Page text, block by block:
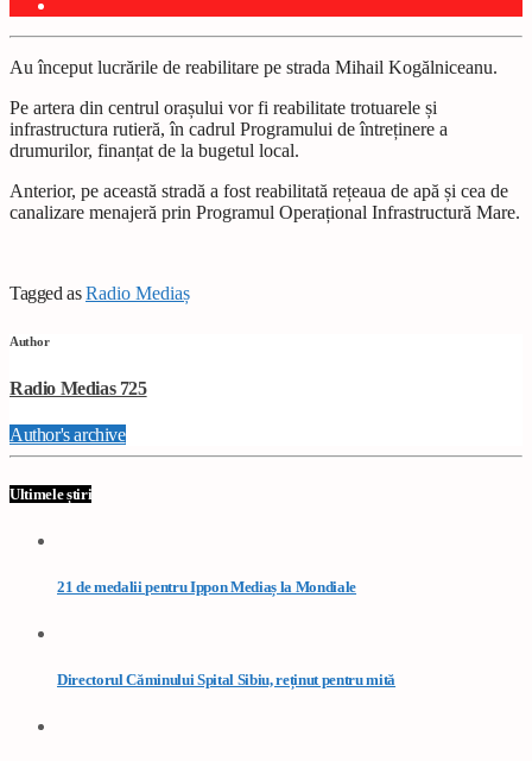
Au început lucrările de reabilitare pe strada Mihail Kogălniceanu.
Pe artera din centrul orașului vor fi reabilitate trotuarele și
infrastructura rutieră, în cadrul Programului de întreținere a
drumurilor, finanțat de la bugetul local.
Anterior, pe această stradă a fost reabilitată rețeaua de apă și cea de
canalizare menajeră prin Programul Operațional Infrastructură Mare.
Tagged asRadio Mediaș
Author
Radio Medias 725
Author's archive
Ultimele știri
21 de medalii pentru Ippon Mediaș la Mondiale
Directorul Căminului Spital Sibiu, reținut pentru mită